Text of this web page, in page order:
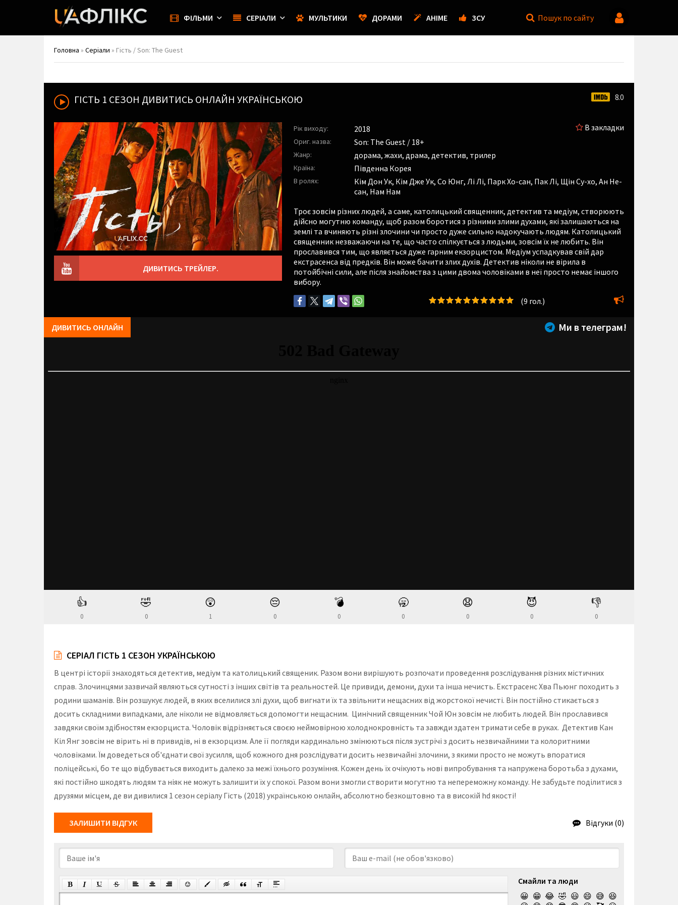
ФІЛЬМИ СЕРІАЛИ МУЛЬТИКИ ДОРАМИ АНІМЕ ЗСУ Пошук по сайту
Головна » Серіали » Гість / Son: The Guest
ГІСТЬ 1 СЕЗОН ДИВИТИСЬ ОНЛАЙН УКРАЇНСЬКОЮ 8.0
ДИВИТИСЬ ТРЕЙЛЕР.
В закладки
Рік виходу: 2018
Ориг. назва: Son: The Guest / 18+
Жанр: дорама, жахи, драма, детектив, трилер
Країна: Південна Корея
В ролях: Кім Дон Ук, Кім Дже Ук, Со Юнг, Лі Лі, Парк Хо-сан, Пак Лі, Щін Су-хо, Ан Не-
сан, Нам Нам
Троє зовсім різних людей, а саме, католицький священник, детектив та медіум, створюють
дійсно могутню команду, щоб разом боротися з різними злими духами, які залишаються на
землі та вчиняють різні злочини чи просто дуже сильно надокучають людям. Католицький
священник незважаючи на те, що часто спілкується з людьми, зовсім їх не любить. Він
прославився тим, що являється дуже гарним екзорцистом. Медіум успадкував свій дар
екстрасенса від предків. Він може бачити злих духів. Детектив ніколи не вірила в
потойбічні сили, але після знайомства з цими двома чоловіками в неї просто немає іншого
вибору.
(9 гол.)
Ми в телеграм!
ДИВИТИСЬ ОНЛАЙН
👍
0
🤣
0
😲
1
😔
0
💣
0
🥱
0
😧
0
😈
0
👎
0
СЕРІАЛ ГІСТЬ 1 СЕЗОН УКРАЇНСЬКОЮ
В центрі історії знаходяться детектив, медіум та католицький священик. Разом вони вирішують розпочати проведення розслідування різних містичних
справ. Злочинцями зазвичай являються сутності з інших світів та реальностей. Це привиди, демони, духи та інша нечисть. Екстрасенс Хва Пьюнг походить з
родини шаманів. Він розшукує людей, в яких вселилися злі духи, щоб вигнати їх та звільнити нещасних від жорстокої нечисті. Він постійно стикається з
досить складними випадками, але ніколи не відмовляється допомогти нещасним. Цинічний священник Чой Юн зовсім не любить людей. Він прославився
завдяки своїм здібностям екзорциста. Чоловік відрізняється своєю неймовірною холоднокровність та завжди здатен тримати себе в руках. Детектив Кан
Кіл Янг зовсім не вірить ні в привидів, ні в екзорцизм. Але її погляди кардинально змінюються після зустрічі з досить незвичайними та колоритними
чоловіками. Їм доведеться об'єднати свої зусилля, щоб кожного дня розслідувати досить незвичайні злочини, з якими просто не можуть впоратися
поліцейські, бо те що відбувається виходить далеко за межі їхнього розуміння. Кожен день їх очікують нові випробування та напружена боротьба з духами,
які постійно шкодять людям та ніяк не можуть залишити їх у спокої. Разом вони змогли створити могутню та непереможну команду. Не забудьте поділитися з
друзями місцем, де ви дивилися 1 сезон серіалу Гість (2018) українською онлайн, абсолютно безкоштовно та в високій hd якості!
ЗАЛИШИТИ ВІДГУК Відгуки (0)
Смайли та люди
😀 😁 😂 🤣 😃 😄 😅 😆